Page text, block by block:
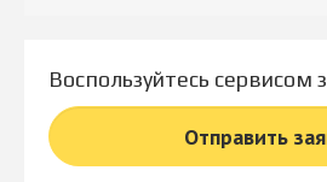
© 2026 Все права защищены
Воспользуйтесь сервисом
Отправить